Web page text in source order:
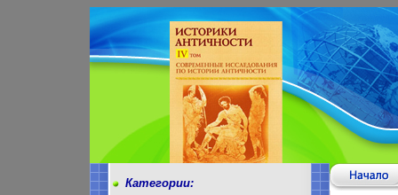
Категории: